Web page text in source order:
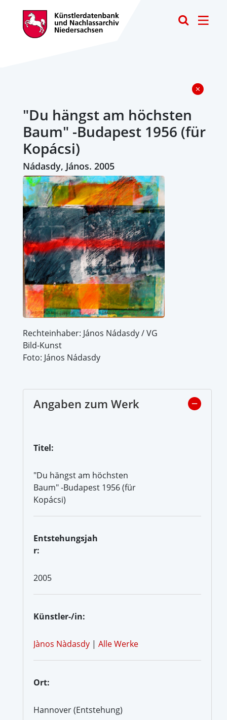
"Du hängst am höchsten
Baum" -Budapest 1956 (für
Kopácsi)
Nádasdy, János. 2005
Rechteinhaber: János Nádasdy / VG
Bild-Kunst
Foto: János Nádasdy
Angaben zum Werk
Titel:
"Du hängst am höchsten
Baum" -Budapest 1956 (für
Kopácsi)
Entstehungsjah
r:
2005
Künstler-/in:
Jànos Nàdasdy | Alle Werke
Ort:
Hannover (Entstehung)